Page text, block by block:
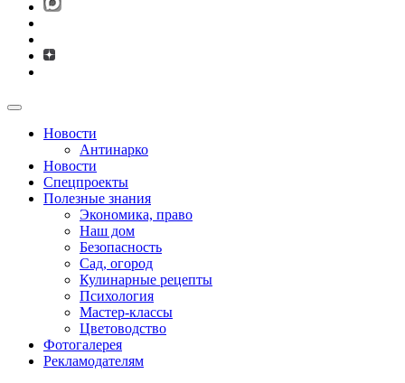
Новости
Антинарко
Новости
Спецпроекты
Полезные знания
Экономика, право
Наш дом
Безопасность
Сад, огород
Кулинарные рецепты
Психология
Мастер-классы
Цветоводство
Фотогалерея
Рекламодателям